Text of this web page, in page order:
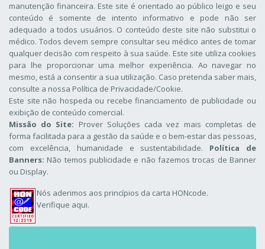
manutenção financeira. Este site é orientado ao público leigo e seu
conteúdo é somente de intento informativo e pode não ser
adequado a todos usuários. O conteúdo deste site não substitui o
médico. Todos devem sempre consultar seu médico antes de tomar
qualquer decisão com respeito à sua saúde. Este site utiliza cookies
para lhe proporcionar uma melhor experiência. Ao navegar no
mesmo, está a consentir a sua utilização. Caso pretenda saber mais,
consulte a nossa Política de Privacidade/Cookie.
Este site não hospeda ou recebe financiamento de publicidade ou
exibição de conteúdo comercial.
Missão do Site: Prover Soluções cada vez mais completas de
forma facilitada para a gestão da saúde e o bem-estar das pessoas,
com excelência, humanidade e sustentabilidade. Política de
Banners: Não temos publicidade e não fazemos trocas de Banner
ou Display.
Nós aderimos aos princípios da carta HONcode.
Verifique aqui.